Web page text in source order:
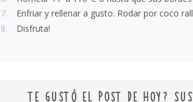
Enfriar y rellenar a gusto. Rodar por coco
Disfruta!
TE GUSTÓ EL POST DE HOY?